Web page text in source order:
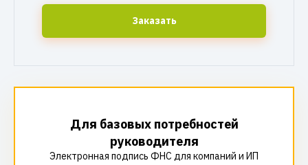
Заказать
Для базовых потребностей
руководителя
Электронная подпись ФНС для компаний и ИП